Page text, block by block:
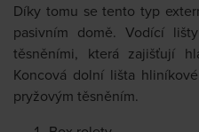
Díky tomu se tento typ
pasivním domě. Vodící
těsněními, která zajišťují
Koncová dolní lišta
pryžovým těsněním.